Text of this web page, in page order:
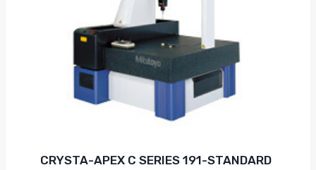
CRYSTA-APEX C SERIES 191-STANDARD